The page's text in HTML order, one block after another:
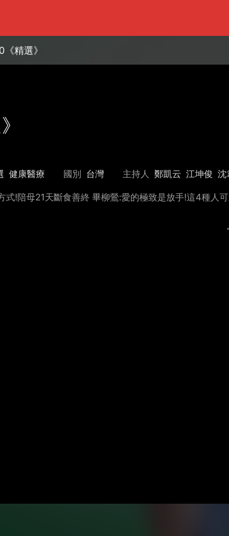
精選》
健康醫療 國別 台灣 主持人 鄭凱云 江坤俊 沈
式!陪母21天斷食善終 畢柳鶯:愛的極致是放手!這4種